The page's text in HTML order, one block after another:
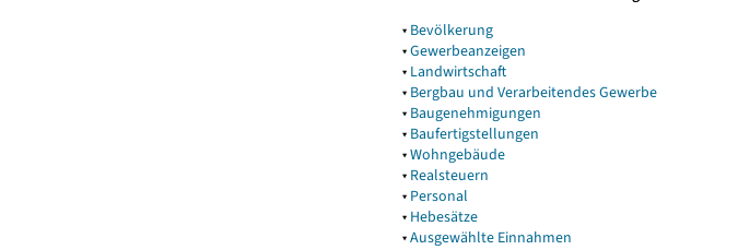
▾ Bevölkerung
▾Gewerbeanzeigen
▾ Landwirtschaft
▾ Bergbau und Verarbeitendes Gewerbe
▾ Baugenehmigungen
▾ Baufertigstellungen
▾Wohngebäude
▾ Realsteuern
▾ Personal
▾ Hebesätze
▾Ausgewählte Einnahmen